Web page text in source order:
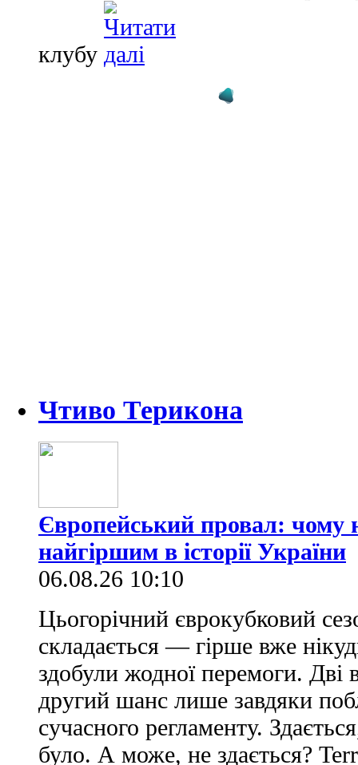
клубу
Чтиво Терикона
Європейський провал: чому
найгіршим в історії України
06.08.26 10:10
Цьогорічний єврокубковий
складається — гірше вже
здобули жодної перемоги.
другий шанс лише завдяки
сучасного регламенту.
було. А може, не здається?